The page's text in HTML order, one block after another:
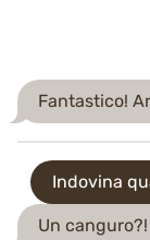
Fantastico!
Indovina
Un